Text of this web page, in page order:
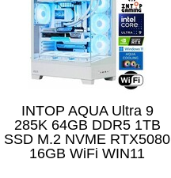
INTOP AQUA Ultra 9
285K 64GB DDR5 1TB
SSD M.2 NVME RTX5080
16GB WiFi WIN11